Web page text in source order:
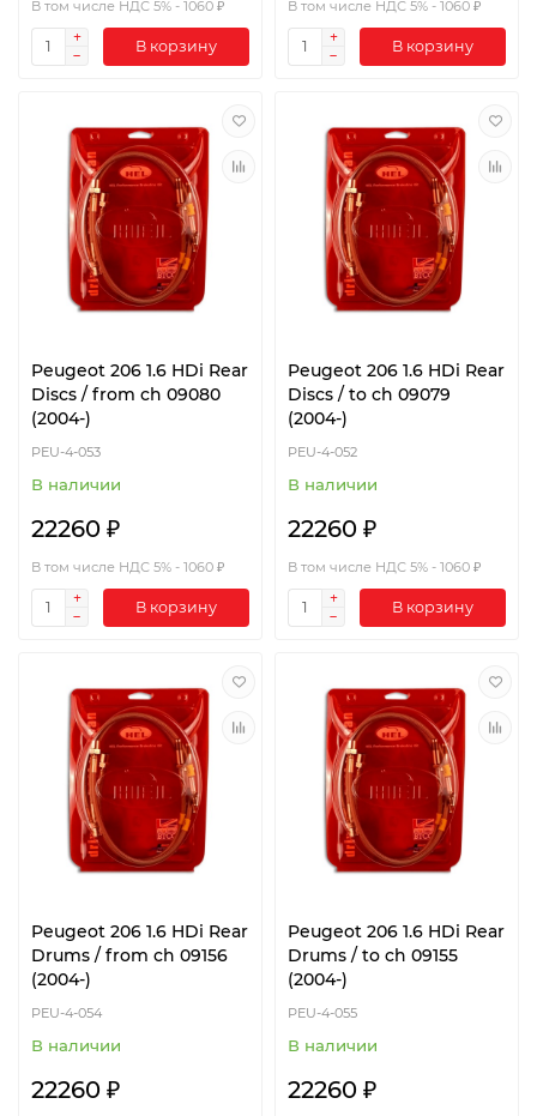
В том числе НДС 5% - 1060 ₽
В корзину
В том числе НДС 5% - 1060 ₽
В корзину
Peugeot 206 1.6 HDi Rear
Discs / from ch 09080
(2004-)
PEU-4-053
В наличии
22260 ₽
В том числе НДС 5% - 1060 ₽
В корзину
Peugeot 206 1.6 HDi Rear
Discs / to ch 09079
(2004-)
PEU-4-052
В наличии
22260 ₽
В том числе НДС 5% - 1060 ₽
В корзину
Peugeot 206 1.6 HDi Rear
Drums / from ch 09156
(2004-)
PEU-4-054
В наличии
22260 ₽
Peugeot 206 1.6 HDi Rear
Drums / to ch 09155
(2004-)
PEU-4-055
В наличии
22260 ₽